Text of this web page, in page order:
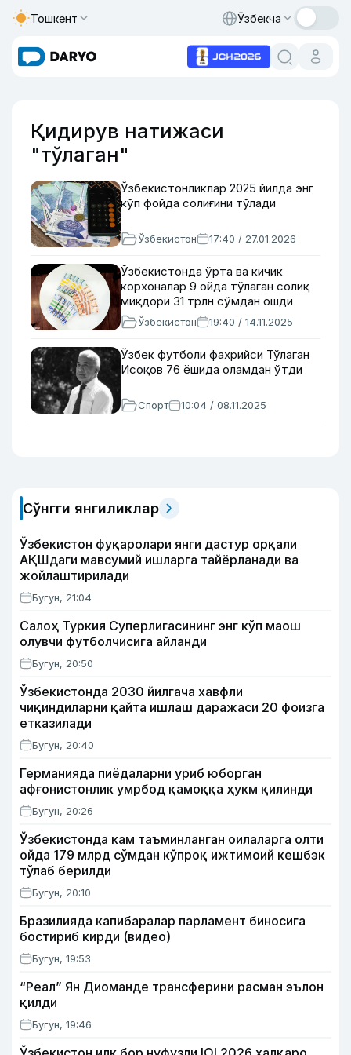
Тошкент Ўзбекча
Қидирув натижаси
"тўлаган"
Ўзбекистонликлар 2025 йилда энг
кўп фойда солиғини тўлади
Ўзбекистон 17:40 / 27.01.2026
Ўзбекистонда ўрта ва кичик
корхоналар 9 ойда тўлаган солиқ
миқдори 31 трлн сўмдан ошди
Ўзбекистон 19:40 / 14.11.2025
Ўзбек футболи фахрийси Тўлаган
Исоқов 76 ёшида оламдан ўтди
Спорт 10:04 / 08.11.2025
Сўнгги янгиликлар
Ўзбекистон фуқаролари янги дастур орқали
АҚШдаги мавсумий ишларга тайёрланади ва
жойлаштирилади
Бугун, 21:04
Салоҳ Туркия Суперлигасининг энг кўп маош
олувчи футболчисига айланди
Бугун, 20:50
Ўзбекистонда 2030 йилгача хавфли
чиқиндиларни қайта ишлаш даражаси 20 фоизга
етказилади
Бугун, 20:40
Германияда пиёдаларни уриб юборган
афғонистонлик умрбод қамоққа ҳукм қилинди
Бугун, 20:26
Ўзбекистонда кам таъминланган оилаларга олти
ойда 179 млрд сўмдан кўпроқ ижтимоий кешбэк
тўлаб берилди
Бугун, 20:10
Бразилияда капибаралар парламент биносига
бостириб кирди (видео)
Бугун, 19:53
“Реал” Ян Диоманде трансферини расман эълон
қилди
Бугун, 19:46